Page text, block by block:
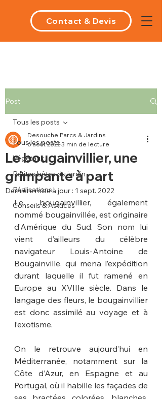
Contact & Devis
Post
Tous les posts
Végétaux
Petites bêtes du jardin
Réalisations
Conseils & Astuces
Tous les posts
Le bougainvillier, une
grimpante à part
Desouche Parcs & Jardins
6 août 20223 min de lecture
Dernière mise à jour : 1 sept. 2022
Le bougainvillier, également
nommé bougainvillée, est originaire
d’Amérique du Sud. Son nom lui
vient d’ailleurs du célèbre
navigateur Louis-Antoine de
Bougainville, qui mena l’expédition
durant laquelle il fut ramené en
Europe au XVIIIe siècle. Dans le
langage des fleurs, le bougainvillier
est donc assimilé au voyage et à
l’exotisme.
On le retrouve aujourd’hui en
Méditerranée, notamment sur la
Côte d’Azur, en Espagne et au
Portugal, où il habille les façades de